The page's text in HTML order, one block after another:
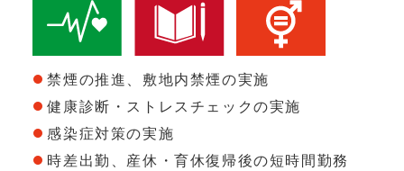
禁煙の推進、敷地内禁煙の実施
健康診断・ストレスチェックの実施
感染症対策の実施
時差出勤、産休・育休復帰後の短時間勤務